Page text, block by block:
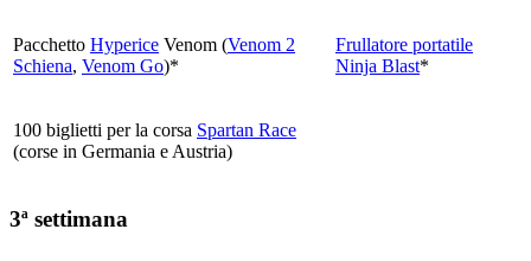
Pacchetto Hyperice Venom (Venom 2
Schiena, Venom Go)*
Frullatore portatile
Ninja Blast*
100 biglietti per la corsa Spartan Race
(corse in Germania e Austria)
3ª settimana